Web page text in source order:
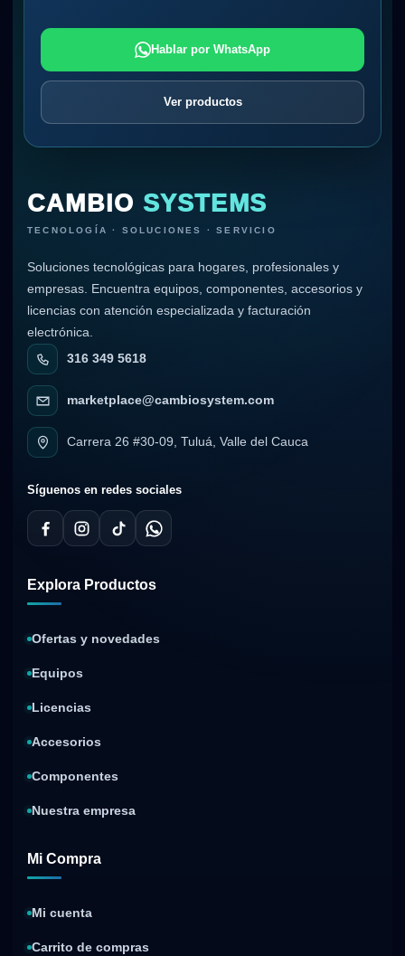
Hablar por WhatsApp
Ver productos
CAMBIO SYSTEMS
TECNOLOGÍA · SOLUCIONES · SERVICIO
Soluciones tecnológicas para hogares, profesionales y
empresas. Encuentra equipos, componentes, accesorios y
licencias con atención especializada y facturación
electrónica.
316 349 5618
marketplace@cambiosystem.com
Carrera 26 #30-09, Tuluá, Valle del Cauca
Síguenos en redes sociales
Explora Productos
Ofertas y novedades
Equipos
Licencias
Accesorios
Componentes
Nuestra empresa
Mi Compra
Mi cuenta
Carrito de compras